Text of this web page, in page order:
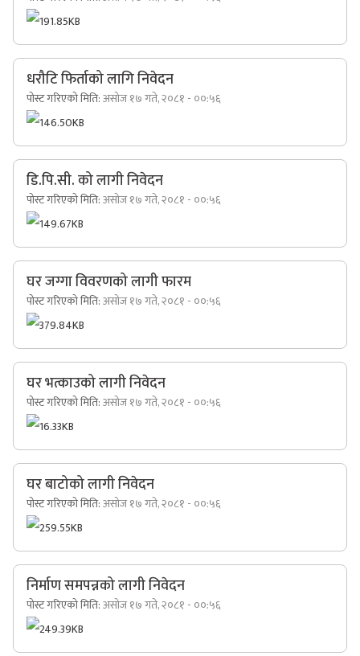
191.85KB
धरौटि फिर्ताको लागि निवेदन
पोस्ट गरिएको मिति:असोज १७ गते, २०८१ - ००:५६
146.50KB
डि.पि.सी. को लागी निवेदन
पोस्ट गरिएको मिति:असोज १७ गते, २०८१ - ००:५६
149.67KB
घर जग्गा विवरणको लागी फारम
पोस्ट गरिएको मिति:असोज १७ गते, २०८१ - ००:५६
379.84KB
घर भत्काउको लागी निवेदन
पोस्ट गरिएको मिति:असोज १७ गते, २०८१ - ००:५६
16.33KB
घर बाटोको लागी निवेदन
पोस्ट गरिएको मिति:असोज १७ गते, २०८१ - ००:५६
259.55KB
निर्माण समपन्नको लागी निवेदन
पोस्ट गरिएको मिति:असोज १७ गते, २०८१ - ००:५६
249.39KB